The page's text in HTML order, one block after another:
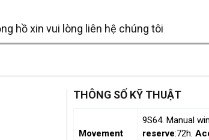
hồ xin vui lòng liên hệ chúng tôi
THÔNG SỐ KỸ THUẬT
Movement
9S64. Manual
reserve:72h.